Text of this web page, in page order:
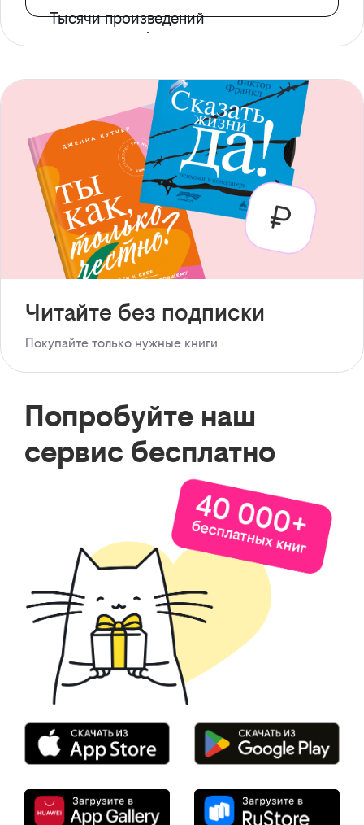
Тысячи произведений
с доступом офлайн
Читайте без подписки
Покупайте только нужные книги
Попробуйте наш
сервис бесплатно